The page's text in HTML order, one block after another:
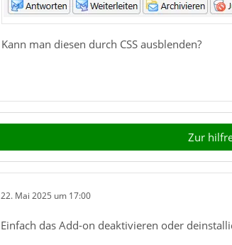
Kann man diesen durch CSS ausblenden?
Zur
22. Mai 2025 um 17:00
Einfach das Add-on deaktivieren oder